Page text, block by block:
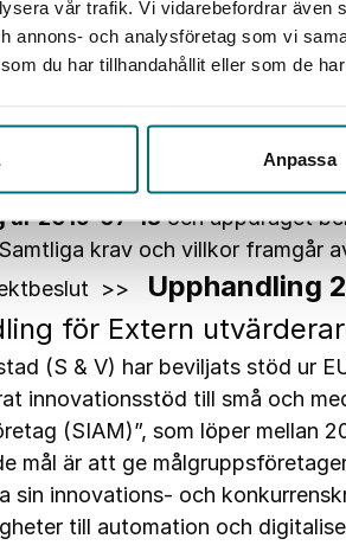
vår trafik. Vi vidarebefordrar även
annons- och analysföretag som vi
du har tillhandahållit eller som de
Anpassa
förstärka sin innovations- och
och ökade möjligheter till
verktyg för att dra nytta av
därför nu
till att lämna anbud
och mångfald. S & V kommer att
är 2019-07-18och uppdraget
Samtliga krav och villkor framgår
>> Upphandling
för Extern
(S & V) har beviljats stöd ur
innovationsstöd till små och
(SIAM)”, som löper mellan
mål är att ge
sin innovations- och
till automation och